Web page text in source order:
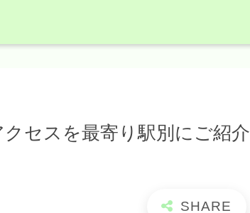
セスを最寄り駅別にご紹介